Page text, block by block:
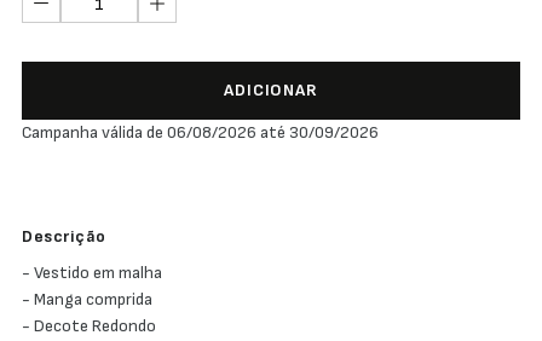
ADICIONAR
Campanha válida de 06/08/2026 até 30/09/2026
Descrição
- Vestido em malha
- Manga comprida
- Decote Redondo